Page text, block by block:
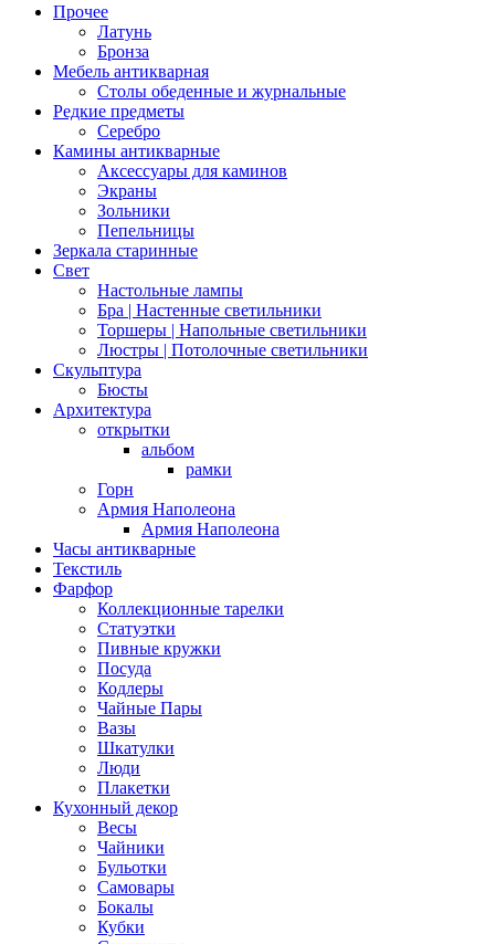
Прочее
Латунь
Бронза
Мебель антикварная
Столы обеденные и журнальные
Редкие предметы
Серебро
Камины антикварные
Аксессуары для каминов
Экраны
Зольники
Пепельницы
Зеркала старинные
Свет
Настольные лампы
Бра | Настенные светильники
Торшеры | Напольные светильники
Люстры | Потолочные светильники
Скульптура
Бюсты
Архитектура
открытки
альбом
рамки
Горн
Армия Наполеона
Армия Наполеона
Часы антикварные
Текстиль
Фарфор
Коллекционные тарелки
Статуэтки
Пивные кружки
Посуда
Кодлеры
Чайные Пары
Вазы
Шкатулки
Люди
Плакетки
Кухонный декор
Весы
Чайники
Бульотки
Самовары
Бокалы
Кубки